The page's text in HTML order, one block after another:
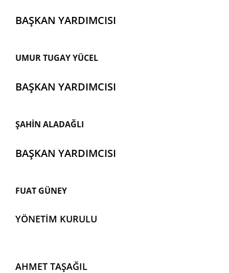
BAŞKAN YARDIMCISI
UMUR TUGAY YÜCEL
BAŞKAN YARDIMCISI
ŞAHİN ALADAĞLI
BAŞKAN YARDIMCISI
FUAT GÜNEY
YÖNETİM KURULU
AHMET TAŞAĞIL